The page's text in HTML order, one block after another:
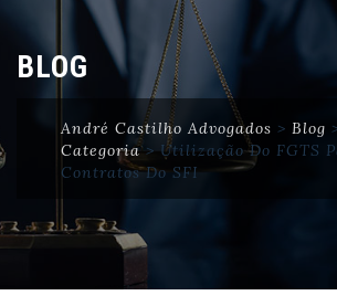
BLOG
André Castilho Advogados > Blog
Categoria>Utilização Do FGTS
Contratos Do SFI